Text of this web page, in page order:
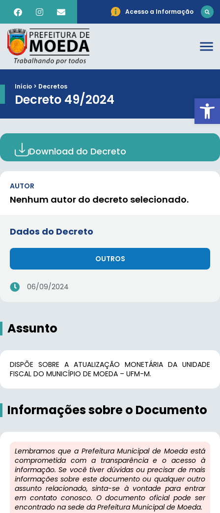
Acesso a Informação
Início > Decretos
Decreto 49/2024
Download do Decreto
AUTOR
Nenhum autor do decreto selecionado.
Dados do Decreto
OUTROS
06/09/2024
Assunto
DISPÕE SOBRE A ATUALIZAÇÃO MONETÁRIA DA UNIDADE
FISCAL DO MUNICÍPIO DE MOEDA – UFM-M.
Informações sobre o Documento
Lembramos que a Prefeitura Municipal de Moeda está
comprometida com a transparência e o acesso à
informação. Se você tiver dúvidas ou precisar de mais
informações sobre este documento ou qualquer outro
assunto relacionado, sinta-se à vontade para entrar
em contato conosco. O documento oficial pode ser
encontrado na sede da Prefeitura Municipal de Moeda.